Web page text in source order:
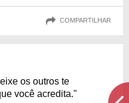
COMPARTILHAR
os outros te
você acredita."